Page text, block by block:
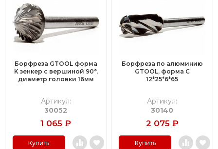
Борфреза GTOOL форма
K зенкер с вершиной 90°,
диаметр головки 16мм
Артикул:
30052
1 065 ₽
Купить
Борфреза по алюминию
GTOOL, форма С
12*25*6*65
Артикул:
30140
2 075 ₽
Купить